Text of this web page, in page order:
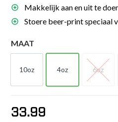
Makkelijk aan en uit te
Stoere beer-print speciaal
MAAT
10oz 4oz 6oz
6oz
33.99